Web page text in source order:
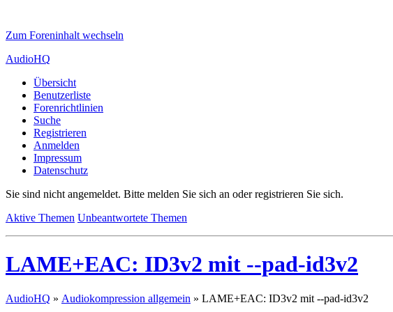
Zum Foreninhalt wechseln
AudioHQ
Übersicht
Benutzerliste
Forenrichtlinien
Suche
Registrieren
Anmelden
Impressum
Datenschutz
Sie sind nicht angemeldet. Bitte melden Sie sich an oder registrieren Sie sich.
Aktive Themen Unbeantwortete Themen
LAME+EAC: ID3v2 mit --pad-id3v2
AudioHQ » Audiokompression allgemein » LAME+EAC: ID3v2 mit --pad-id3v2